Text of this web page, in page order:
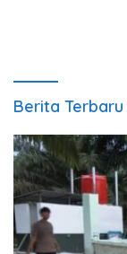
Berita Terbaru